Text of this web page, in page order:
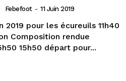
Febefoot - 11 Juin 2019
pour les écureuils 11h40
officielle entre 15h30 et 15h50 15h50 départ pour...